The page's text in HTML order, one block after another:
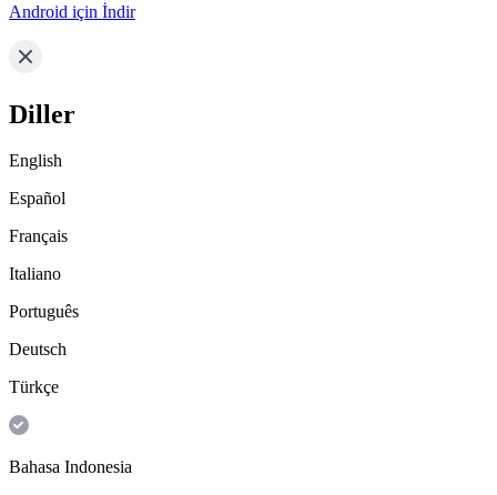
Android için İndir
Diller
English
Español
Français
Italiano
Português
Deutsch
Türkçe
Bahasa Indonesia